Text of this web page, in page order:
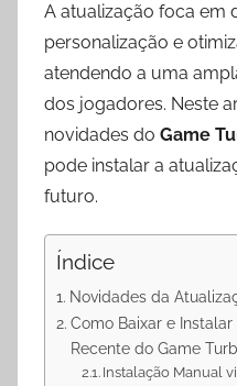
A atualização foca em
personalização e
atendendo a uma
dos jogadores. Neste
novidades do Game
pode instalar a
futuro.
Índice
Novidades da
Como Baixar e
Recente do Game
Instalação Manual